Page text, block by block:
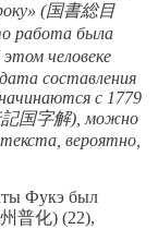
(国書総目
работа была
человеке
составления
с 1779
記国字解), можно
вероятно,
Фукэ был
普化) (22),